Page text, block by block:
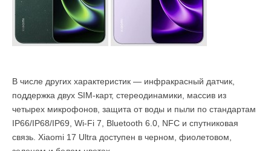
В числе других характеристик — инфракрасный датчик,
поддержка двух SIM-карт, стереодинамики, массив из
четырех микрофонов, защита от воды и пыли по стандартам
IP66/IP68/IP69, Wi-Fi 7, Bluetooth 6.0, NFC и спутниковая
связь. Xiaomi 17 Ultra доступен в черном, фиолетовом,